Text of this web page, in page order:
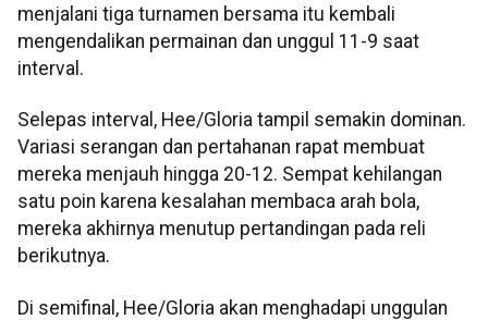
menjalani tiga turnamen bersama itu kembali
mengendalikan permainan dan unggul 11-9 saat
interval.
Selepas interval, Hee/Gloria tampil semakin dominan.
Variasi serangan dan pertahanan rapat membuat
mereka menjauh hingga 20-12. Sempat kehilangan
satu poin karena kesalahan membaca arah bola,
mereka akhirnya menutup pertandingan pada reli
berikutnya.
Di semifinal, Hee/Gloria akan menghadapi unggulan